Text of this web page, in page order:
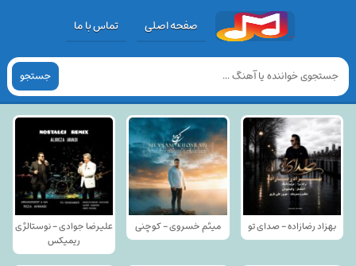
صفحه اصلی تماس با ما
جستجو
بهزاد رضازاده - صدای تو میثم خسروی - کوچنی
علیرضا جوادی - نوستالژی
ریمیکس